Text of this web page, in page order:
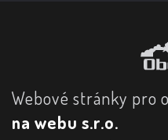
Webové stránky pro
na webu s.r.o.